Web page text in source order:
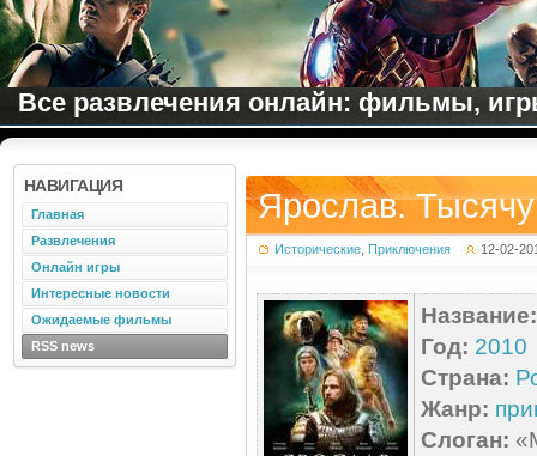
Все развлечения онлайн: фильмы,
Ярослав.
Исторические Приключения 12-02-
Название:
Год: 2010
Страна:
Жанр:
Слоган:
НАВИГАЦИЯ
Главная
Развлечения
Онлайн игры
Интересные новости
Ожидаемые фильмы
RSS news